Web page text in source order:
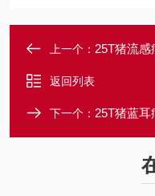
上一个： 25T猪流
返回列表
下一个： 25T猪蓝